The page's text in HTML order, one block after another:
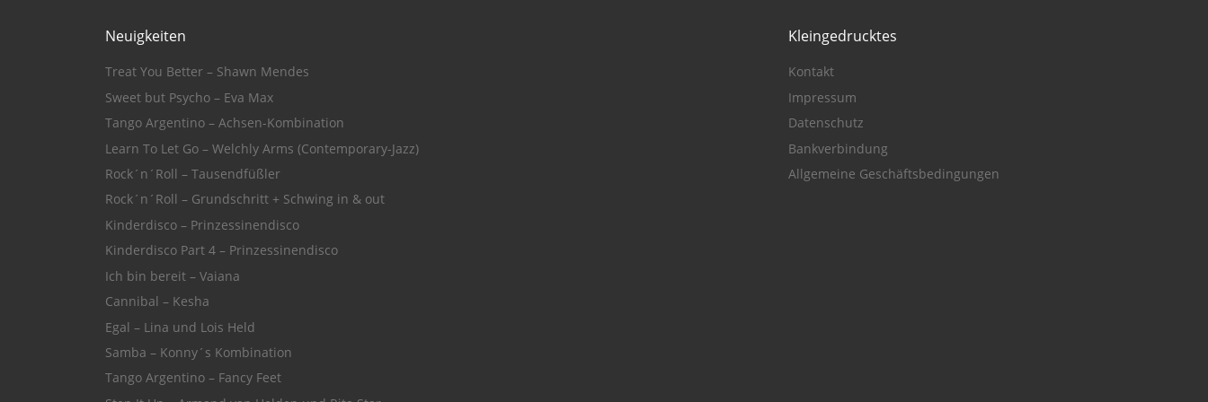
Neuigkeiten
Treat You Better – Shawn Mendes
Sweet but Psycho – Eva Max
Tango Argentino – Achsen-Kombination
Learn To Let Go – Welchly Arms (Contemporary-Jazz)
Rock´n´Roll – Tausendfüßler
Rock´n´Roll – Grundschritt + Schwing in & out
Kinderdisco – Prinzessinendisco
Kinderdisco Part 4 – Prinzessinendisco
Ich bin bereit – Vaiana
Cannibal – Kesha
Egal – Lina und Lois Held
Samba – Konny´s Kombination
Tango Argentino – Fancy Feet
Kleingedrucktes
Kontakt
Impressum
Datenschutz
Bankverbindung
Allgemeine Geschäftsbedingungen